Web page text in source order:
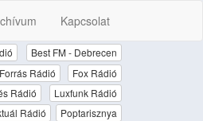
Kapcsolat
Best FM - Debrecen
Forrás Rádió
Fox Rádió
Rádió
Luxfunk Rádió
Rádió
Poptarisznya